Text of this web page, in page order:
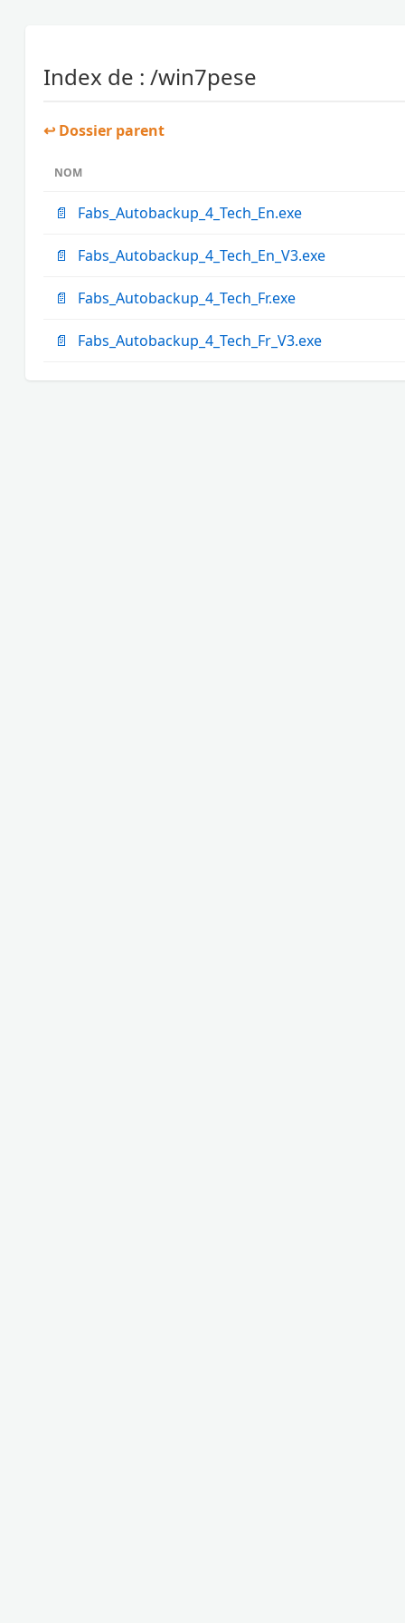
Index de : /win7pese
↩ Dossier parent
NOM
📄 Fabs_Autobackup_4_Tech_En.exe
📄 Fabs_Autobackup_4_Tech_En_V3.exe
📄 Fabs_Autobackup_4_Tech_Fr.exe
📄 Fabs_Autobackup_4_Tech_Fr_V3.exe